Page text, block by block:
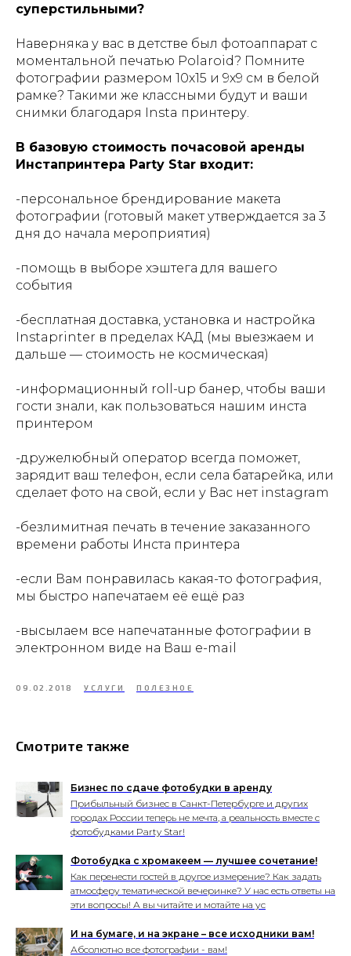
суперстильными?
Наверняка у вас в детстве был фотоаппарат с
моментальной печатью Polaroid? Помните
фотографии размером 10х15 и 9х9 см в белой
рамке? Такими же классными будут и ваши
снимки благодаря Insta принтеру.
В базовую стоимость почасовой аренды
Инстапринтера Party Star входит:
-персональное брендирование макета
фотографии (готовый макет утверждается за 3
дня до начала мероприятия)
-помощь в выборе хэштега для вашего
события
-бесплатная доставка, установка и настройка
Instaprinter в пределах КАД (мы выезжаем и
дальше — стоимость не космическая)
-информационный roll-up банер, чтобы ваши
гости знали, как пользоваться нашим инста
принтером
-дружелюбный оператор всегда поможет,
зарядит ваш телефон, если села батарейка, или
сделает фото на свой, если у Вас нет instagram
-безлимитная печать в течение заказанного
времени работы Инста принтера
-если Вам понравилась какая-то фотография,
мы быстро напечатаем её ещё раз
-высылаем все напечатанные фотографии в
электронном виде на Ваш e-mail
09.02.2018 УСЛУГИ ПОЛЕЗНОЕ
Смотрите также
Бизнес по сдаче фотобудки в аренду
Прибыльный бизнес в Санкт-Петербурге и других
городах России теперь не мечта, а реальность вместе с
фотобудками Party Star!
Фотобудка с хромакеем — лучшее сочетание!
Как перенести гостей в другое измерение? Как задать
атмосферу тематической вечеринке? У нас есть ответы на
эти вопросы! А вы читайте и мотайте на ус
И на бумаге, и на экране – все исходники вам!
Абсолютно все фотографии - вам!